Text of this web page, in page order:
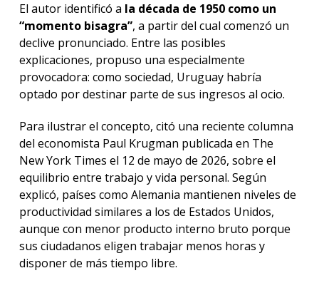
El autor identificó a la década de 1950 como un
“momento bisagra”, a partir del cual comenzó un
declive pronunciado. Entre las posibles
explicaciones, propuso una especialmente
provocadora: como sociedad, Uruguay habría
optado por destinar parte de sus ingresos al ocio.
Para ilustrar el concepto, citó una reciente columna
del economista Paul Krugman publicada en The
New York Times el 12 de mayo de 2026, sobre el
equilibrio entre trabajo y vida personal. Según
explicó, países como Alemania mantienen niveles de
productividad similares a los de Estados Unidos,
aunque con menor producto interno bruto porque
sus ciudadanos eligen trabajar menos horas y
disponer de más tiempo libre.